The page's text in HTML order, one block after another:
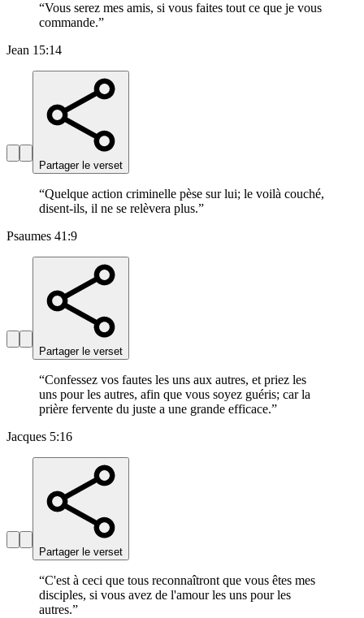
“Vous serez mes amis, si vous faites tout ce que je vous
commande.”
Jean 15:14
Partager le verset
“Quelque action criminelle pèse sur lui; le voilà couché,
disent-ils, il ne se relèvera plus.”
Psaumes 41:9
Partager le verset
“Confessez vos fautes les uns aux autres, et priez les
uns pour les autres, afin que vous soyez guéris; car la
prière fervente du juste a une grande efficace.”
Jacques 5:16
Partager le verset
“C'est à ceci que tous reconnaîtront que vous êtes mes
disciples, si vous avez de l'amour les uns pour les
autres.”